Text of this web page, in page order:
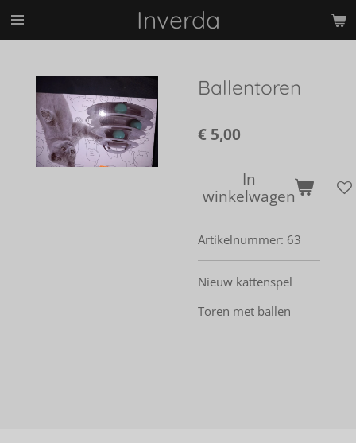
Ga
Inverda
Ballentoren
€ 5,00
In
winkelwagen
Artikelnummer: 63
Nieuw kattenspel
Toren met ballen